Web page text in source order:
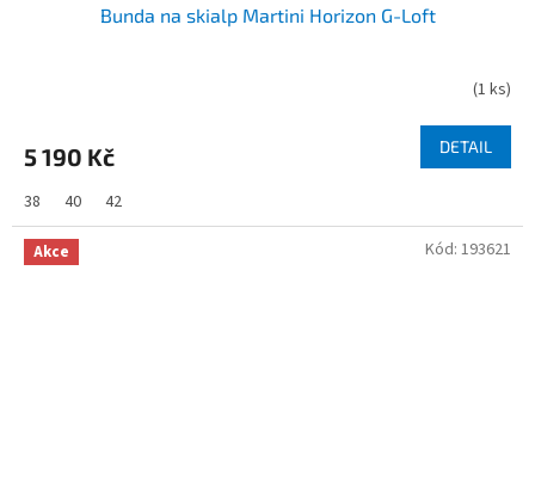
Bunda na skialp Martini Horizon G-Loft
(1 ks)
5 190 Kč DETAIL
38 40 42
Akce Kód: 193621